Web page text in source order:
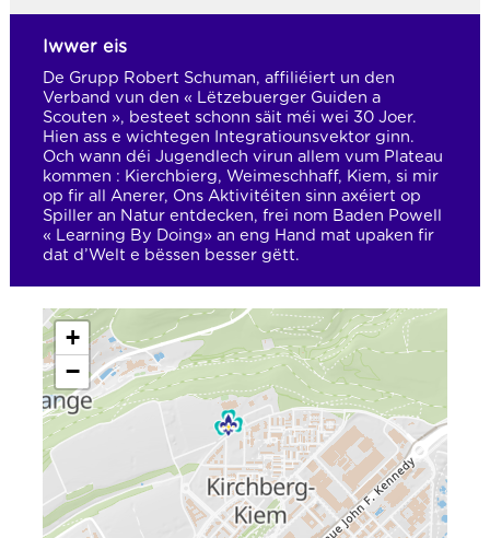
Iwwer eis
De Grupp Robert Schuman, affiliéiert un den
Verband vun den « Lëtzebuerger Guiden a
Scouten », besteet schonn säit méi wei 30 Joer.
Hien ass e wichtegen Integratiounsvektor ginn.
Och wann déi Jugendlech virun allem vum Plateau
kommen : Kierchbierg, Weimeschhaff, Kiem, si mir
op fir all Anerer, Ons Aktivitéiten sinn axéiert op
Spiller an Natur entdecken, frei nom Baden Powell
« Learning By Doing» an eng Hand mat upaken fir
dat d’Welt e bëssen besser gëtt.
+
−